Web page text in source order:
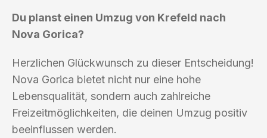
Du planst einen Umzug von Krefeld nach
Nova Gorica?
Herzlichen Glückwunsch zu dieser Entscheidung!
Nova Gorica bietet nicht nur eine hohe
Lebensqualität, sondern auch zahlreiche
Freizeitmöglichkeiten, die deinen Umzug positiv
beeinflussen werden.